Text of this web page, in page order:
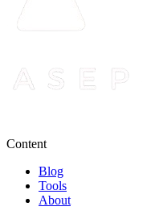
Content
Blog
Tools
About